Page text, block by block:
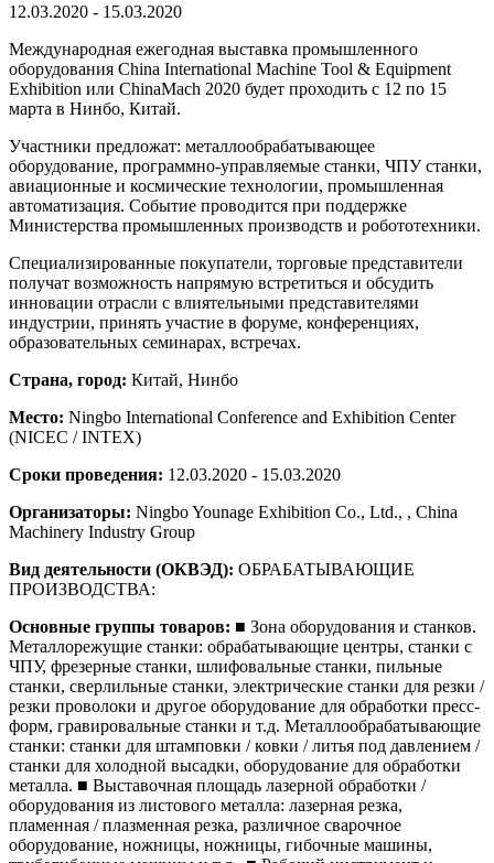
12.03.2020 - 15.03.2020
Международная ежегодная выставка промышленного
оборудования China International Machine Tool & Equipment
Exhibition или ChinaMach 2020 будет проходить с 12 по 15
марта в Нинбо, Китай.
Участники предложат: металлообрабатывающее
оборудование, программно-управляемые станки, ЧПУ станки,
авиационные и космические технологии, промышленная
автоматизация. Событие проводится при поддержке
Министерства промышленных производств и робототехники.
Специализированные покупатели, торговые представители
получат возможность напрямую встретиться и обсудить
инновации отрасли с влиятельными представителями
индустрии, принять участие в форуме, конференциях,
образовательных семинарах, встречах.
Страна, город: Китай, Нинбо
Место: Ningbo International Conference and Exhibition Center
(NICEC / INTEX)
Сроки проведения: 12.03.2020 - 15.03.2020
Организаторы: Ningbo Younage Exhibition Co., Ltd., , China
Machinery Industry Group
Вид деятельности (ОКВЭД): ОБРАБАТЫВАЮЩИЕ
ПРОИЗВОДСТВА:
Основные группы товаров: ■ Зона оборудования и станков.
Металлорежущие станки: обрабатывающие центры, станки с
ЧПУ, фрезерные станки, шлифовальные станки, пильные
станки, сверлильные станки, электрические станки для резки /
резки проволоки и другое оборудование для обработки пресс-
форм, гравировальные станки и т.д. Металлообрабатывающие
станки: станки для штамповки / ковки / литья под давлением /
станки для холодной высадки, оборудование для обработки
металла. ■ Выставочная площадь лазерной обработки /
оборудования из листового металла: лазерная резка,
пламенная / плазменная резка, различное сварочное
оборудование, ножницы, ножницы, гибочные машины,